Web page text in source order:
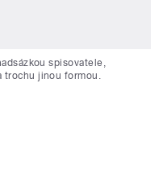
spisovatele,
trochu jinou formou.